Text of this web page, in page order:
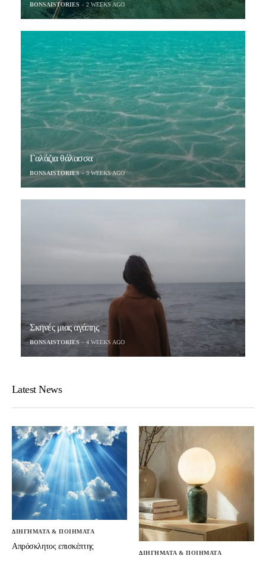
BONSAISTORIES 2 WEEKS AGO
Γαλάζια θάλασσα
BONSAISTORIES 3 WEEKS AGO
Σκηνές μιας αγάπης
BONSAISTORIES 4 WEEKS AGO
Latest News
ΔΙΗΓΗΜΑΤΑ & ΠΟΙΗΜΑΤΑ
Απρόσκλητος επισκέπτης
ΔΙΗΓΗΜΑΤΑ & ΠΟΙΗΜΑΤΑ